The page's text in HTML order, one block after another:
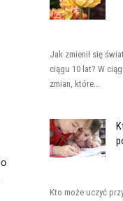
Jak zmienił się
ciągu 10 lat? W
zmian, które...
Kto może uczyć